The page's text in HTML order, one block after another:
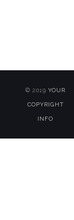
© 2019 YOUR
COPYRIGHT
INFO